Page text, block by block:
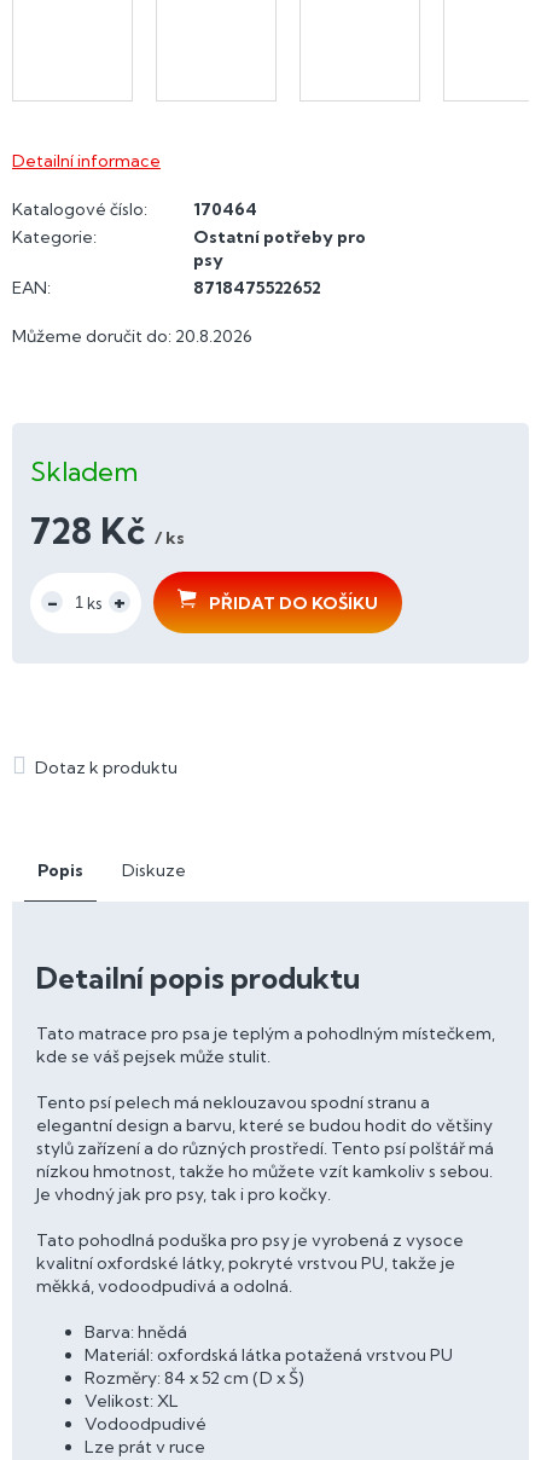
Můžeme doručit do: 20.8.2026
Skladem
728 Kč / ks
cena:
PŘIDAT DO KOŠÍKU
Detailní informace
Katalogové číslo:
170464
Kategorie:
Ostatní potřeby pro
psy
EAN: 8718475522652
Popis Diskuze
Detailní popis produktu
Tato matrace pro psa je teplým a pohodlným místečkem,
kde se váš pejsek může stulit.
Tento psí pelech má neklouzavou spodní stranu a
elegantní design a barvu, které se budou hodit do většiny
stylů zařízení a do různých prostředí. Tento psí polštář má
nízkou hmotnost, takže ho můžete vzít kamkoliv s sebou.
Je vhodný jak pro psy, tak i pro kočky.
Tato pohodlná poduška pro psy je vyrobená z vysoce
kvalitní oxfordské látky, pokryté vrstvou PU, takže je
měkká, vodoodpudivá a odolná.
Barva: hnědá
Materiál: oxfordská látka potažená vrstvou PU
Rozměry: 84 x 52 cm (D x Š)
Velikost: XL
Vodoodpudivé
Lze prát v ruce